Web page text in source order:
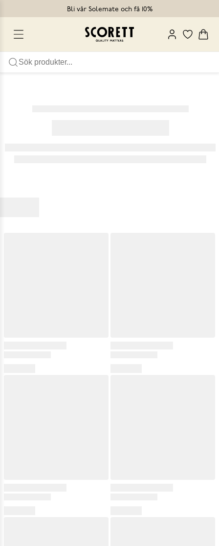
Bli vår Solemate och få 10%